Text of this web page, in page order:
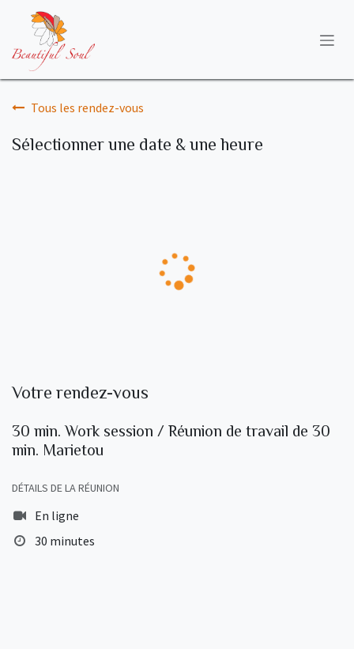
Se rendre au contenu
Tous les rendez-vous
Sélectionner une date & une heure
Votre rendez-vous
30 min. Work session / Réunion de travail de 30
min. Marietou
DÉTAILS DE LA RÉUNION
En ligne
30 minutes